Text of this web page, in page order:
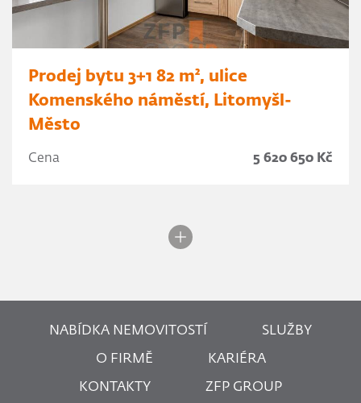
Prodej bytu 3+1 82 m², ulice
Komenského náměstí, Litomyšl-
Město
Cena 5 620 650 Kč
NABÍDKA NEMOVITOSTÍ SLUŽBY
O FIRMĚ KARIÉRA
KONTAKTY ZFP GROUP